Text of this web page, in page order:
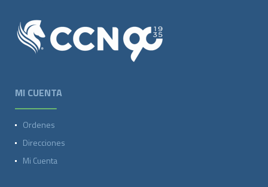
MI CUENTA
Ordenes
Direcciones
Mi Cuenta